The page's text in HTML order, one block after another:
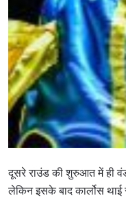
दूसरे राउंड की शुरुआत में ही
लेकिन इसके बाद कार्लोस